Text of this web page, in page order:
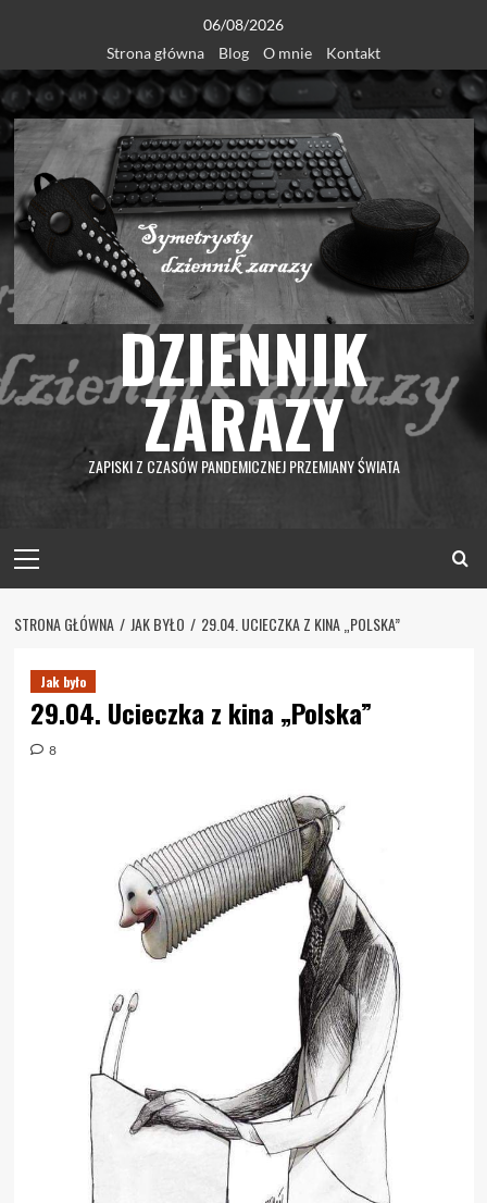
content
06/08/2026
Strona główna
Blog O mnie Kontakt
DZIENNIK
ZARAZY
ZAPISKI Z CZASÓW PANDEMICZNEJ PRZEMIANY ŚWIATA
Menu
STRONA GŁÓWNA JAK BYŁO 29.04. UCIECZKA Z KINA „POLSKA”
Jak było
29.04. Ucieczka z kina „Polska”
8